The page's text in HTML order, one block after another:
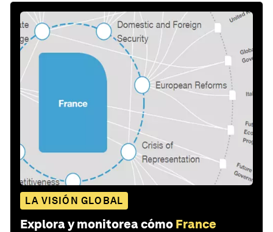
LA VISIÓN GLOBAL
Explora y monitorea cómo France